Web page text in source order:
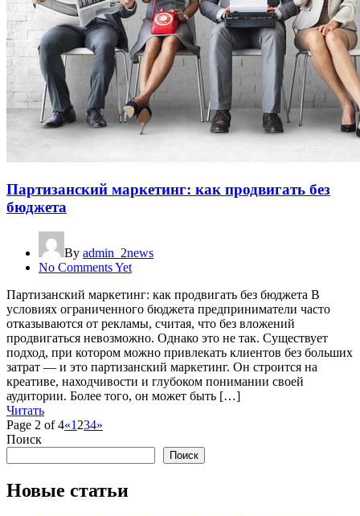
Партизанский маркетинг: как продвигать без
бюджета
By admin_2news
No Comments Yet
Партизанский маркетинг: как продвигать без бюджета В
условиях ограниченного бюджета предприниматели часто
отказываются от рекламы, считая, что без вложений
продвигаться невозможно. Однако это не так. Существует
подход, при котором можно привлекать клиентов без больших
затрат — и это партизанский маркетинг. Он строится на
креативе, находчивости и глубоком понимании своей
аудитории. Более того, он может быть […]
Читать
Page 2 of 4«1 234»
Поиск
Поиск
Новые статьи